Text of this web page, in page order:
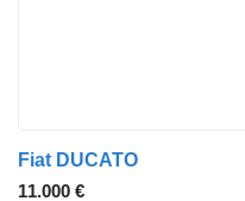
Fiat DUCATO
11.000 €